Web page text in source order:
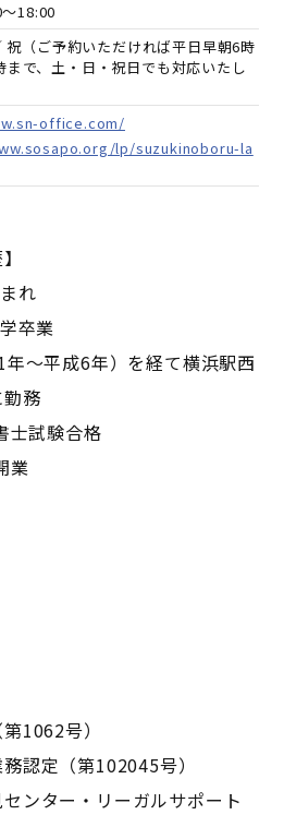
18:00
祝（ご予約いただければ平日早朝6時
まで、土・日・祝日でも対応いたし
office.com/
lp/suzukinoboru-la
れ
卒業
～平成6年）を経て横浜駅西
務
試験合格
業
1062号）
認定（第102045号）
ンター・リーガルサポート